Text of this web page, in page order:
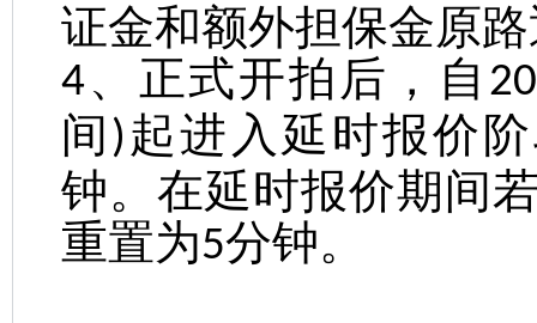
证金和额外担保金原
4、正式开拍后，自
间 ) 起进入延时报价
钟。在延时报价期间
重置为5分钟。